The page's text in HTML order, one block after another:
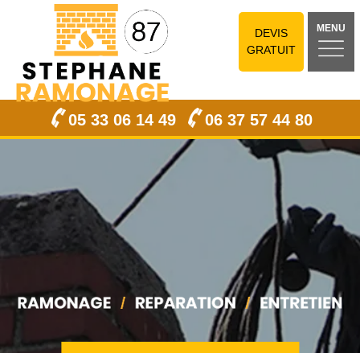
DEVIS
GRATUIT
MENU
05 33 06 14 49 06 37 57 44 80